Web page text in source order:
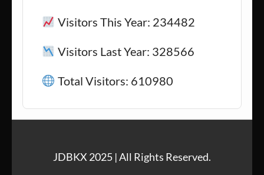
Visitors This Year: 234482
Visitors Last Year: 328566
Total Visitors: 610980
JDBKX 2025 | All Rights Reserved.